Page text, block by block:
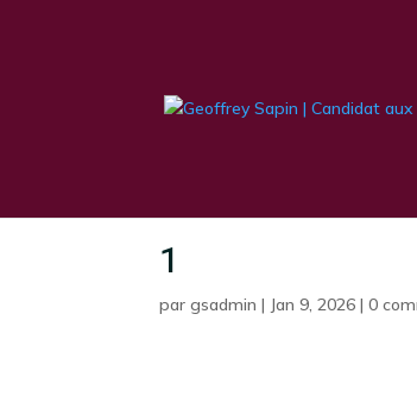
1
pargsadmin | Jan 9, 2026 |0